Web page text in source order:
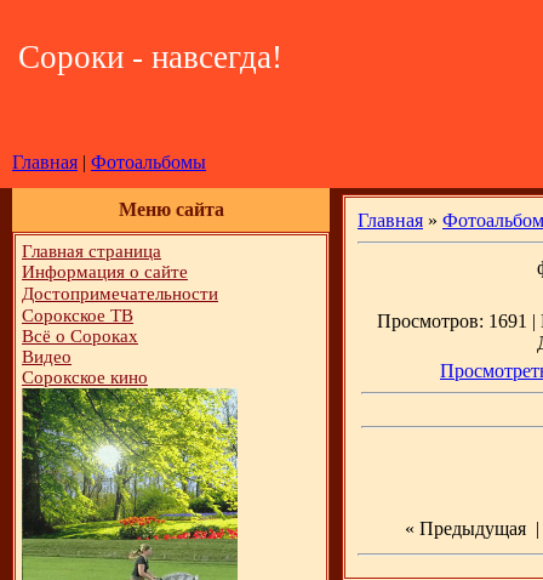
Сороки - навсегда!
Главная | Фотоальбомы
Меню сайта
Главная страница
Информация о сайте
Достопримечательности
Сорокское ТВ
Всё о Сороках
Видео
Сорокское кино
Главная » Фотоальбом
Просмотров: 1691 |
« Предыдущая|